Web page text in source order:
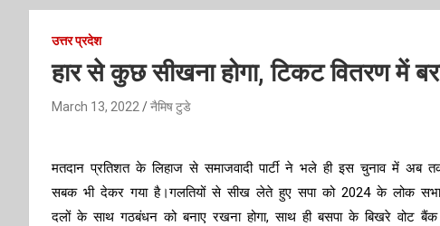
उत्तर प्रदेश
हार से कुछ सीखना होगा, टिकट वितरण में
March 13, 2022 नैमिष टुडे
मतदान प्रतिशत के लिहाज से समाजवादी पार्टी ने भले ही इस चुनाव में अब
सबक भी देकर गया है।गलतियों से सीख लेते हुए सपा को 2024 के लोक सभा
दलों के साथ गठबंधन को बनाए रखना होगा, साथ ही बसपा के बिखरे वोट